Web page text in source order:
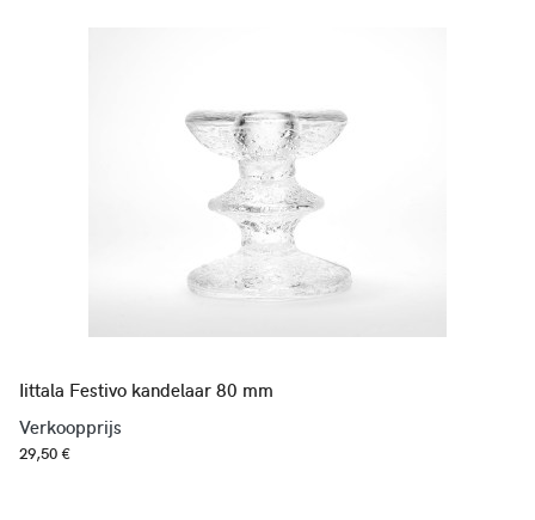
Iittala Festivo kandelaar 80 mm
Verkoopprijs
29,50 €